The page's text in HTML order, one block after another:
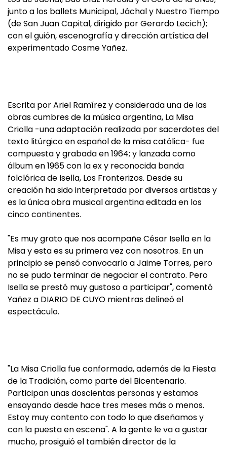
junto a los ballets Municipal, Jáchal y Nuestro Tiempo
(de San Juan Capital, dirigido por Gerardo Lecich);
con el guión, escenografía y dirección artística del
experimentado Cosme Yañez.
Escrita por Ariel Ramírez y considerada una de las
obras cumbres de la música argentina, La Misa
Criolla -una adaptación realizada por sacerdotes del
texto litúrgico en español de la misa católica- fue
compuesta y grabada en 1964; y lanzada como
álbum en 1965 con la ex y reconocida banda
folclórica de Isella, Los Fronterizos. Desde su
creación ha sido interpretada por diversos artistas y
es la única obra musical argentina editada en los
cinco continentes.
"Es muy grato que nos acompañe César Isella en la
Misa y esta es su primera vez con nosotros. En un
principio se pensó convocarlo a Jaime Torres, pero
no se pudo terminar de negociar el contrato. Pero
Isella se prestó muy gustoso a participar", comentó
Yañez a DIARIO DE CUYO mientras delineó el
espectáculo.
"La Misa Criolla fue conformada, además de la Fiesta
de la Tradición, como parte del Bicentenario.
Participan unas doscientas personas y estamos
ensayando desde hace tres meses más o menos.
Estoy muy contento con todo lo que diseñamos y
con la puesta en escena". A la gente le va a gustar
mucho, prosiguió el también director de la